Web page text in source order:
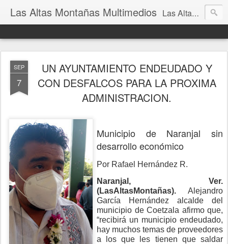
Las Altas Montañas Multimedios Las Altas Montañas Multimedios
SEP
7
UN AYUNTAMIENTO ENDEUDADO Y
CON DESFALCOS PARA LA PROXIMA
ADMINISTRACION.
Municipio de Naranjal sin
desarrollo económico
Por Rafael Hernández R.
Naranjal, Ver.
(LasAltasMontañas). Alejandro
García Hernández alcalde del
municipio de Coetzala afirmo que,
“recibirá un municipio endeudado,
hay muchos temas de proveedores
a los que les tienen que saldar